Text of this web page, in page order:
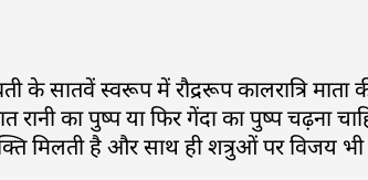
के सातवें स्वरूप में रौद्ररूप कालरात्रि माता
का पुष्प या फिर गेंदा का पुष्प चढ़ना
मिलती है और साथ ही शत्रुओं पर विजय भी